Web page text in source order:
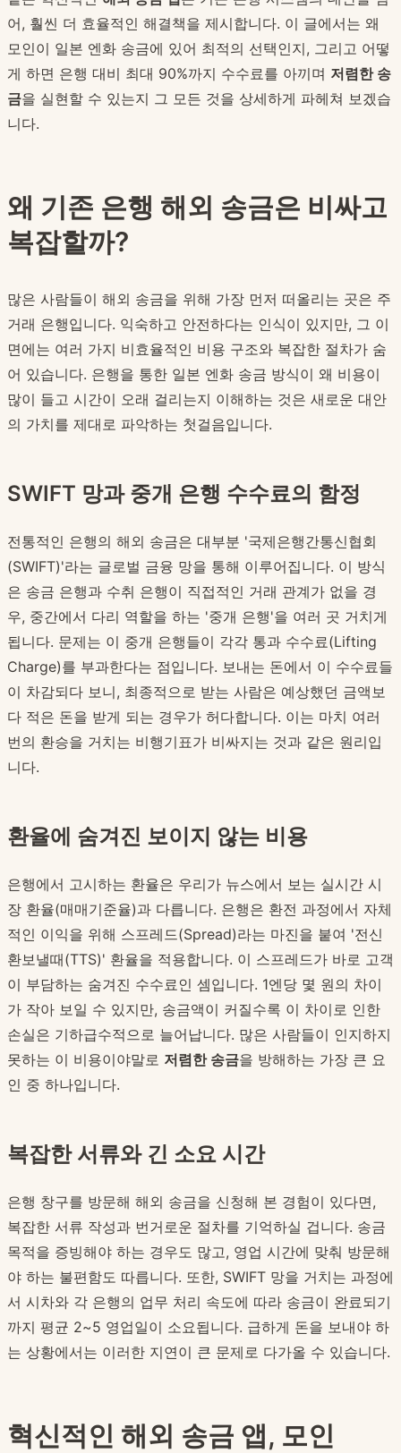
어, 훨씬 더 효율적인 해결책을 제시합니다. 이 글에서는 왜
모인이 일본 엔화 송금에 있어 최적의 선택인지, 그리고 어떻
게 하면 은행 대비 최대 90%까지 수수료를 아끼며 저렴한 송
금을 실현할 수 있는지 그 모든 것을 상세하게 파헤쳐 보겠습
니다.
왜 기존 은행 해외 송금은 비싸고
복잡할까?
많은 사람들이 해외 송금을 위해 가장 먼저 떠올리는 곳은 주
거래 은행입니다. 익숙하고 안전하다는 인식이 있지만, 그 이
면에는 여러 가지 비효율적인 비용 구조와 복잡한 절차가 숨
어 있습니다. 은행을 통한 일본 엔화 송금 방식이 왜 비용이
많이 들고 시간이 오래 걸리는지 이해하는 것은 새로운 대안
의 가치를 제대로 파악하는 첫걸음입니다.
SWIFT 망과 중개 은행 수수료의 함정
전통적인 은행의 해외 송금은 대부분 '국제은행간통신협회
(SWIFT)'라는 글로벌 금융 망을 통해 이루어집니다. 이 방식
은 송금 은행과 수취 은행이 직접적인 거래 관계가 없을 경
우, 중간에서 다리 역할을 하는 '중개 은행'을 여러 곳 거치게
됩니다. 문제는 이 중개 은행들이 각각 통과 수수료(Lifting
Charge)를 부과한다는 점입니다. 보내는 돈에서 이 수수료들
이 차감되다 보니, 최종적으로 받는 사람은 예상했던 금액보
다 적은 돈을 받게 되는 경우가 허다합니다. 이는 마치 여러
번의 환승을 거치는 비행기표가 비싸지는 것과 같은 원리입
니다.
환율에 숨겨진 보이지 않는 비용
은행에서 고시하는 환율은 우리가 뉴스에서 보는 실시간 시
장 환율(매매기준율)과 다릅니다. 은행은 환전 과정에서 자체
적인 이익을 위해 스프레드(Spread)라는 마진을 붙여 '전신
환보낼때(TTS)' 환율을 적용합니다. 이 스프레드가 바로 고객
이 부담하는 숨겨진 수수료인 셈입니다. 1엔당 몇 원의 차이
가 작아 보일 수 있지만, 송금액이 커질수록 이 차이로 인한
손실은 기하급수적으로 늘어납니다. 많은 사람들이 인지하지
못하는 이 비용이야말로 저렴한 송금을 방해하는 가장 큰 요
인 중 하나입니다.
복잡한 서류와 긴 소요 시간
은행 창구를 방문해 해외 송금을 신청해 본 경험이 있다면,
복잡한 서류 작성과 번거로운 절차를 기억하실 겁니다. 송금
목적을 증빙해야 하는 경우도 많고, 영업 시간에 맞춰 방문해
야 하는 불편함도 따릅니다. 또한, SWIFT 망을 거치는 과정에
서 시차와 각 은행의 업무 처리 속도에 따라 송금이 완료되기
까지 평균 2~5 영업일이 소요됩니다. 급하게 돈을 보내야 하
는 상황에서는 이러한 지연이 큰 문제로 다가올 수 있습니다.
혁신적인 해외 송금 앱, 모인